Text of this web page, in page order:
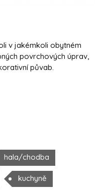
v jakémkoli obytném
povrchových úprav,
půvab.
hala/chodba
kuchyně